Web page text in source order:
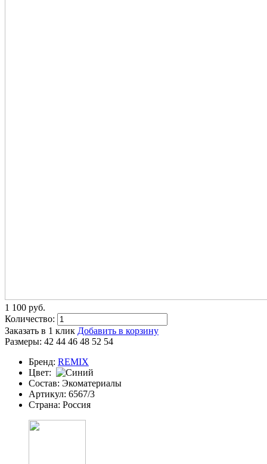
1 100 pуб.
Количество:
Заказать в 1 клик Добавить в корзину
Размеры: 42 44 46 48 52 54
Бренд: REMIX
Цвет:
Состав: Экоматериалы
Артикул: 6567/3
Страна: Россия